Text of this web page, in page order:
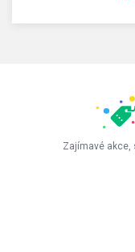
Zajímavé akce,